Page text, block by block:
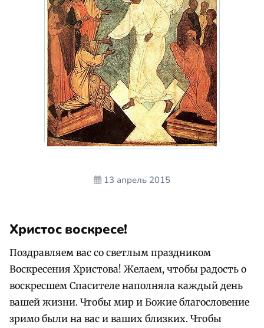
13 апрель 2015
Христос воскресе!
Поздравляем вас со светлым праздником
Воскресения Христова! Желаем, чтобы радость о
воскресшем Спасителе наполняла каждый день
вашей жизни. Чтобы мир и Божие благословение
зримо были на вас и ваших близких. Чтобы